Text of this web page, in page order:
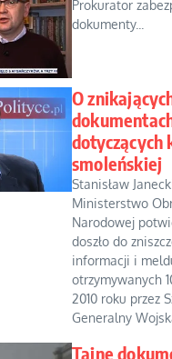
Prokurator
dokumenty...
O
smoleńskiej
Stanisław
Ministerstwo
Narodowej
doszło do
informacji i
otrzymywanych
2010 roku przez
Generalny
Tajne